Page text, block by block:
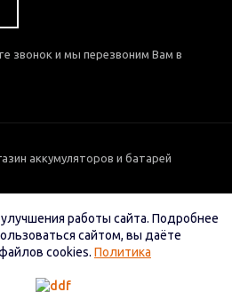
звонок и мы перезвоним Вам в
аккумуляторов и батарей
работы сайта. Подробнее
сайтом, вы даёте
cookies. Политика